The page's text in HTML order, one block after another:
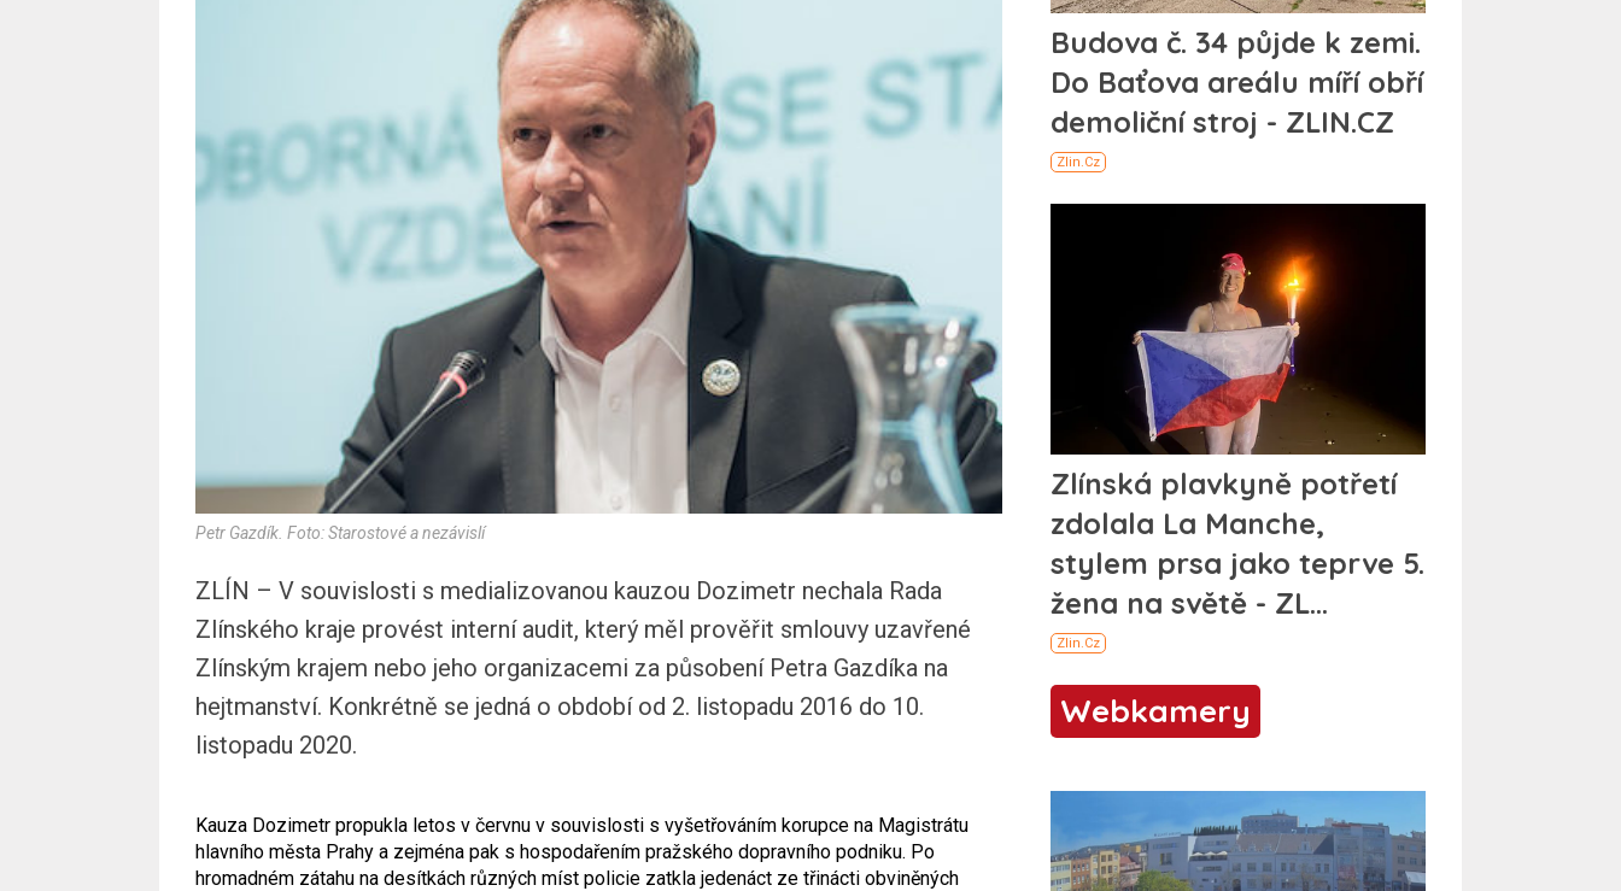
Petr Gazdík. Foto: Starostové a nezávislí
ZLÍN – V souvislosti s medializovanou kauzou Dozimetr nechala Rada
Zlínského kraje provést interní audit, který měl prověřit smlouvy uzavřené
Zlínským krajem nebo jeho organizacemi za působení Petra Gazdíka na
hejtmanství. Konkrétně se jedná o období od 2. listopadu 2016 do 10.
listopadu 2020.
Kauza Dozimetr propukla letos v červnu v souvislosti s vyšetřováním korupce na Magistrátu
hlavního města Prahy a zejména pak s hospodařením pražského dopravního podniku. Po
hromadném zátahu na desítkách různých míst policie zatkla jedenáct ze třinácti obviněných
Webkamery